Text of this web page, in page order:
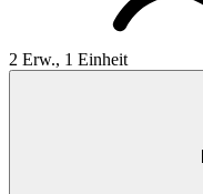
2 Erw., 1 Einheit